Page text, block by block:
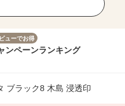
ューでお得
ンペーンランキング
ブラック8 木島 浸透印